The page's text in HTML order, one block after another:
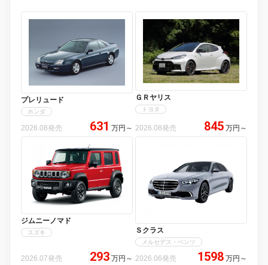
プレリュード
ホンダ
2026.08発売 631 万円 ～
ＧＲヤリス
トヨタ
2026.08発売 845 万円 ～
ジムニーノマド
スズキ
2026.07発売 293 万円 ～
Ｓクラス
メルセデス・ベンツ
2026.06発売 1598 万円 ～